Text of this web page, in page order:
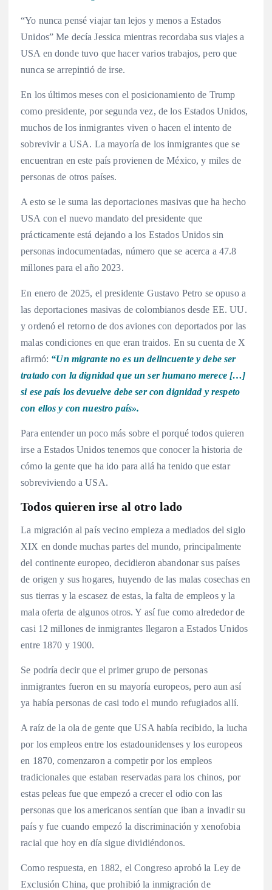
“Yo nunca pensé viajar tan lejos y menos a Estados
Unidos” Me decía Jessica mientras recordaba sus viajes a
USA en donde tuvo que hacer varios trabajos, pero que
nunca se arrepintió de irse.
En los últimos meses con el posicionamiento de Trump
como presidente, por segunda vez, de los Estados Unidos,
muchos de los inmigrantes viven o hacen el intento de
sobrevivir a USA. La mayoría de los inmigrantes que se
encuentran en este país provienen de México, y miles de
personas de otros países.
A esto se le suma las deportaciones masivas que ha hecho
USA con el nuevo mandato del presidente que
prácticamente está dejando a los Estados Unidos sin
personas indocumentadas, número que se acerca a 47.8
millones para el año 2023.
En enero de 2025, el presidente Gustavo Petro se opuso a
las deportaciones masivas de colombianos desde EE. UU.
y ordenó el retorno de dos aviones con deportados por las
malas condiciones en que eran traidos. En su cuenta de X
afirmó: “Un migrante no es un delincuente y debe ser
tratado con la dignidad que un ser humano merece […]
si ese país los devuelve debe ser con dignidad y respeto
con ellos y con nuestro país».
Para entender un poco más sobre el porqué todos quieren
irse a Estados Unidos tenemos que conocer la historia de
cómo la gente que ha ido para allá ha tenido que estar
sobreviviendo a USA.
Todos quieren irse al otro lado
La migración al país vecino empieza a mediados del siglo
XIX en donde muchas partes del mundo, principalmente
del continente europeo, decidieron abandonar sus países
de origen y sus hogares, huyendo de las malas cosechas en
sus tierras y la escasez de estas, la falta de empleos y la
mala oferta de algunos otros. Y así fue como alrededor de
casi 12 millones de inmigrantes llegaron a Estados Unidos
entre 1870 y 1900.
Se podría decir que el primer grupo de personas
inmigrantes fueron en su mayoría europeos, pero aun así
ya había personas de casi todo el mundo refugiados allí.
A raíz de la ola de gente que USA había recibido, la lucha
por los empleos entre los estadounidenses y los europeos
en 1870, comenzaron a competir por los empleos
tradicionales que estaban reservadas para los chinos, por
estas peleas fue que empezó a crecer el odio con las
personas que los americanos sentían que iban a invadir su
país y fue cuando empezó la discriminación y xenofobia
racial que hoy en día sigue dividiéndonos.
Como respuesta, en 1882, el Congreso aprobó la Ley de
Exclusión China, que prohibió la inmigración de